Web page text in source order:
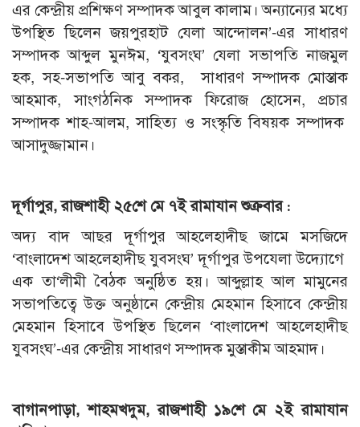
এর কেন্দ্রীয় প্রশিক্ষণ সম্পাদক আবুল কালাম। অন্যান্যের মধ্যে
উপস্থিত ছিলেন জয়পুরহাট যেলা আন্দোলন’-এর সাধারণ
সম্পাদক আব্দুল মুনঈম, ‘যুবসংঘ’ যেলা সভাপতি নাজমুল
হক, সহ-সভাপতি আবু বকর, সাধারণ সম্পাদক মোস্তাক
আহমাক, সাংগঠনিক সম্পাদক ফিরোজ হোসেন, প্রচার
সম্পাদক শাহ-আলম, সাহিত্য ও সংস্কৃতি বিষয়ক সম্পাদক
আসাদুজ্জামান।
দূর্গাপুর, রাজশাহী ২৫শে মে ৭ই রামাযান শুক্রবার :
অদ্য বাদ আছর দূর্গাপুর আহলেহাদীছ জামে মসজিদে
‘বাংলাদেশ আহলেহাদীছ যুবসংঘ’ দূর্গাপুর উপযেলা উদ্যোগে
এক তা‘লীমী বৈঠক অনুষ্ঠিত হয়। আব্দুল্লাহ আল মামুনের
সভাপতিত্বে উক্ত অনুষ্ঠানে কেন্দ্রীয় মেহমান হিসাবে কেন্দ্রীয়
মেহমান হিসাবে উপস্থিত ছিলেন ‘বাংলাদেশ আহলেহাদীছ
যুবসংঘ’-এর কেন্দ্রীয় সাধারণ সম্পাদক মুস্তাকীম আহমাদ।
বাগানপাড়া, শাহমখদুম, রাজশাহী ১৯শে মে ২ই রামাযান